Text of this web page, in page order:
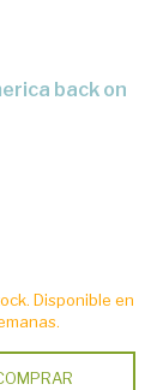
Disponible en